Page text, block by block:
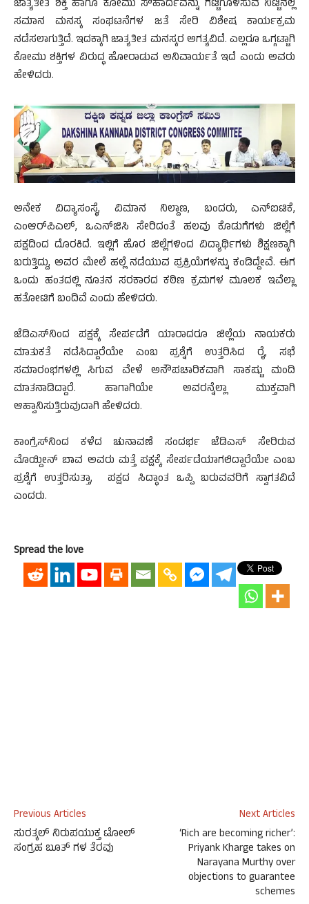
ಜಾತ್ಯತೀತ ಶಕ್ತಿ ಹಾಗೂ ಕೋಮು ಸೌಹಾರ್ದವನ್ನು ಗಟ್ಟಿಗೊಳಿಸುವ ನಿಟ್ಟಿನಲ್ಲಿ
ಸಮಾನ ಮನಸ್ಕ ಸಂಘಟನೆಗಳ ಜತೆ ಸೇರಿ ವಿಶೇಷ ಕಾರ್ಯಕ್ರಮ
ನಡೆಸಲಾಗುತ್ತಿದೆ. ಇದಕ್ಕಾಗಿ ಜಾತ್ಯತೀತ ಮನಸ್ಕರ ಅಗತ್ಯವಿದೆ. ಎಲ್ಲರೂ ಒಗ್ಗಟ್ಟಾಗಿ
ಕೋಮು ಶಕ್ತಿಗಳ ವಿರುದ್ಧ ಹೋರಾಡುವ ಅನಿವಾರ್ಯತೆ ಇದೆ ಎಂದು ಅವರು
ಹೇಳಿದರು.
ಅನೇಕ ವಿದ್ಯಾಸಂಸ್ಥೆ, ವಿಮಾನ ನಿಲ್ದಾಣ, ಬಂದರು, ಎನ್‌ಐಟಿಕೆ,
ಎಂಆರ್‌ಪಿಎಲ್, ಒಎನ್‌ಜಿಸಿ ಸೇರಿದಂತೆ ಹಲವು ಕೊಡುಗೆಗಳು ಜಿಲ್ಲೆಗೆ
ಪಕ್ಷದಿಂದ ದೊರಕಿದೆ. ಇಲ್ಲಿಗೆ ಹೊರ ಜಿಲ್ಲೆಗಳಿಂದ ವಿದ್ಯಾರ್ಥಿಗಳು ಶಿಕ್ಷಣಕ್ಕಾಗಿ
ಬರುತ್ತಿದ್ದು, ಅವರ ಮೇಲೆ ಹಲ್ಲೆ ನಡೆಯುವ ಪ್ರಕ್ರಿಯೆಗಳನ್ನು ಕಂಡಿದ್ದೇವೆ. ಈಗ
ಒಂದು ಹಂತದಲ್ಲಿ ನೂತನ ಸರಕಾರದ ಕಠಿಣ ಕ್ರಮಗಳ ಮೂಲಕ ಇವೆಲ್ಲಾ
ಹತೋಟಿಗೆ ಬಂದಿವೆ ಎಂದು ಹೇಳಿದರು.
ಜೆಡಿಎಸ್‌ನಿಂದ ಪಕ್ಷಕ್ಕೆ ಸೇರ್ಪಡೆಗೆ ಯಾರಾದರೂ ಜಿಲ್ಲೆಯ ನಾಯಕರು
ಮಾತುಕತೆ ನಡೆಸಿದ್ದಾರೆಯೇ ಎಂಬ ಪ್ರಶ್ನೆಗೆ ಉತ್ತರಿಸಿದ ರೈ, ಸಭೆ
ಸಮಾರಂಭಗಳಲ್ಲಿ ಸಿಗುವ ವೇಳೆ ಅನೌಪಚಾರಿಕವಾಗಿ ಸಾಕಷ್ಟು ಮಂದಿ
ಮಾತನಾಡಿದ್ದಾರೆ. ಹಾಗಾಗಿಯೇ ಅವರನ್ನೆಲ್ಲಾ ಮುಕ್ತವಾಗಿ
ಆಹ್ವಾನಿಸುತ್ತಿರುವುದಾಗಿ ಹೇಳಿದರು.
ಕಾಂಗ್ರೆಸ್‌ನಿಂದ ಕಳೆದ ಚುನಾವಣೆ ಸಂದರ್ಭ ಜೆಡಿಎಸ್ ಸೇರಿರುವ
ಮೊಯ್ದೀನ್ ಬಾವ ಅವರು ಮತ್ತೆ ಪಕ್ಷಕ್ಕೆ ಸೇರ್ಪಡೆಯಾಗಲಿದ್ದಾರೆಯೇ ಎಂಬ
ಪ್ರಶ್ನೆಗೆ ಉತ್ತರಿಸುತ್ತಾ, ಪಕ್ಷದ ಸಿದ್ಧಾಂತ ಒಪ್ಪಿ ಬರುವವರಿಗೆ ಸ್ವಾಗತವಿದೆ
ಎಂದರು.
Spread the love
Previous Articles
ಸುರತ್ಕಲ್ ನಿರುಪಯುಕ್ತ ಟೋಲ್
ಸಂಗ್ರಹ ಬೂತ್ ಗಳ ತೆರವು
Next Articles
‘Rich are becoming richer’:
Priyank Kharge takes on
Narayana Murthy over
objections to guarantee
schemes